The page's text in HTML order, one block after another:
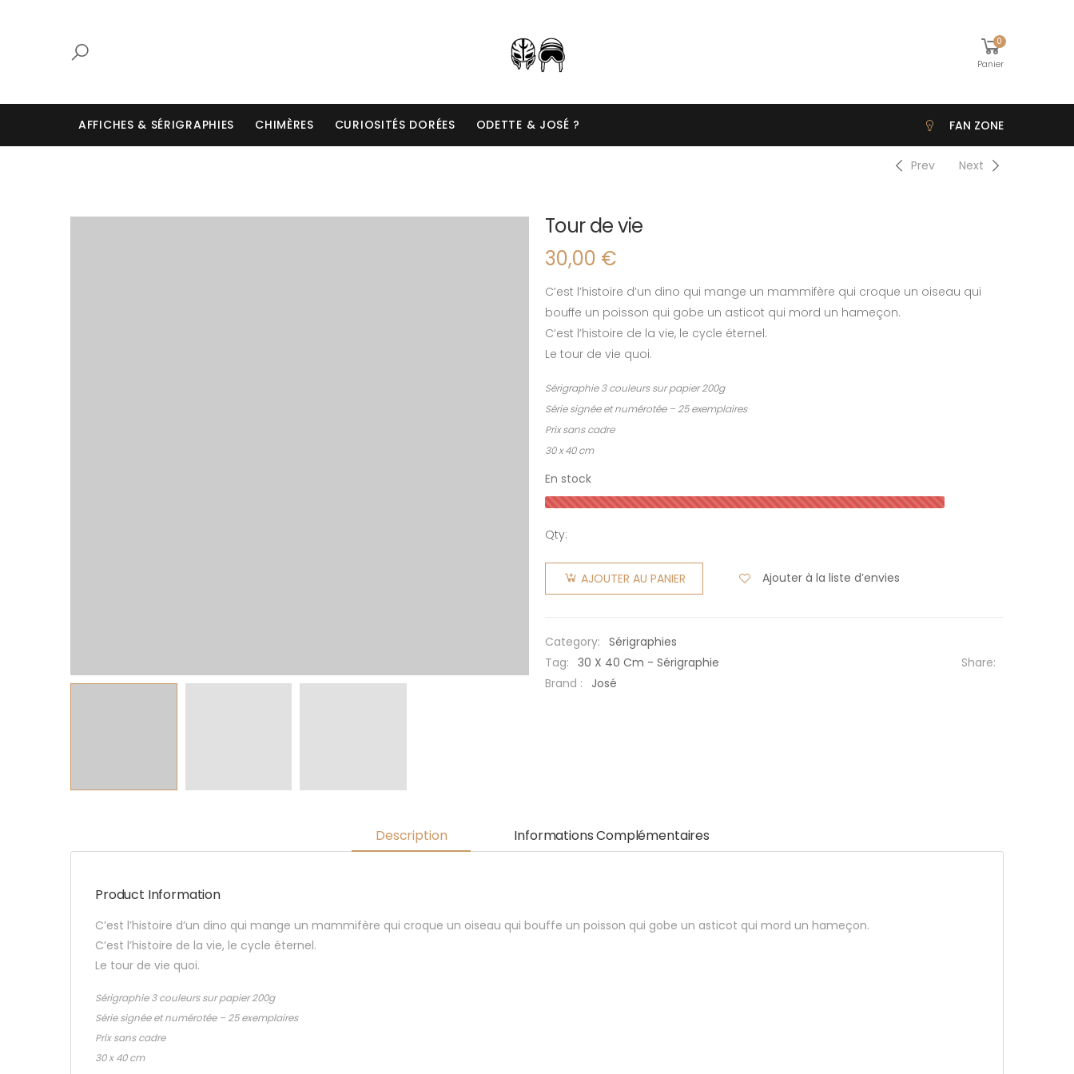
0
Panier
AFFICHES & SÉRIGRAPHIES CHIMÈRES CURIOSITÉS DORÉES ODETTE & JOSÉ ? FAN ZONE
Prev Next
Tour de vie
30,00 €
C’est l’histoire d’un dino qui mange un mammifère qui croque un oiseau qui
bouffe un poisson qui gobe un asticot qui mord un hameçon.
C’est l’histoire de la vie, le cycle éternel.
Le tour de vie quoi.
Sérigraphie 3 couleurs sur papier 200g
Série signée et numérotée – 25 exemplaires
Prix sans cadre
30 x 40 cm
En stock
Qty:
quantité
de Tour
de vie AJOUTER AU PANIER Ajouter à la liste d’envies
Category: Sérigraphies
Tag: 30 X 40 Cm - Sérigraphie
Brand :
José
Share:
Description Informations Complémentaires
Product Information
C’est l’histoire d’un dino qui mange un mammifère qui croque un oiseau qui bouffe un poisson qui gobe un asticot qui mord un hameçon.
C’est l’histoire de la vie, le cycle éternel.
Le tour de vie quoi.
Sérigraphie 3 couleurs sur papier 200g
Série signée et numérotée – 25 exemplaires
Prix sans cadre
30 x 40 cm